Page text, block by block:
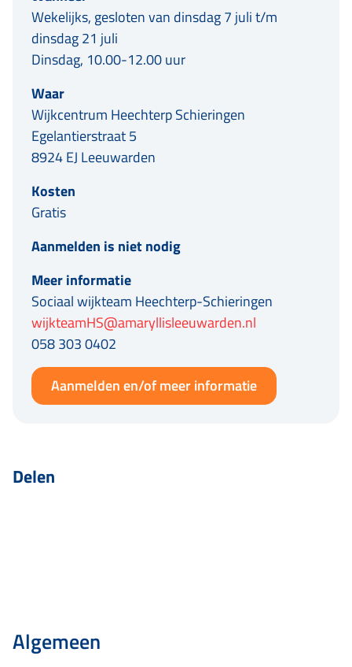
Wekelijks, gesloten van dinsdag 7 juli t/m
dinsdag 21 juli
Dinsdag, 10.00-12.00 uur
Waar
Wijkcentrum Heechterp Schieringen
Egelantierstraat 5
8924 EJ Leeuwarden
Kosten
Gratis
Aanmelden is niet nodig
Meer informatie
Sociaal wijkteam Heechterp-Schieringen
wijkteamHS@amaryllisleeuwarden.nl
058 303 0402
Aanmelden en/of meer informatie
Delen
Algemeen